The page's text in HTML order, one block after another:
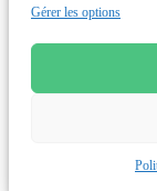
Gérer les options
et Performance
et Formations Achats
Groupe de conseil